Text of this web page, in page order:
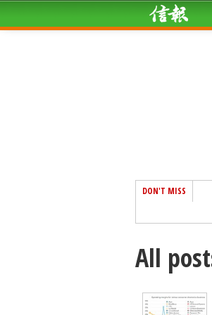
DON'T MISS
All